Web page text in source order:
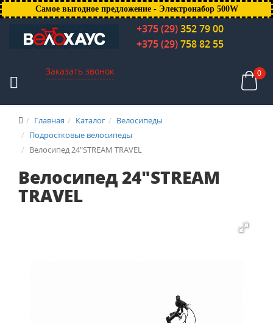
Самое выгодное предложение - Электронабор 500W
+375 (29)352 79 00
+375 (29)758 82 55
Заказать звонок 0
Главная Каталог
Велосипеды
Подростковые велосипеды
Велосипед 24"STREAM TRAVEL
Велосипед 24"STREAM
TRAVEL